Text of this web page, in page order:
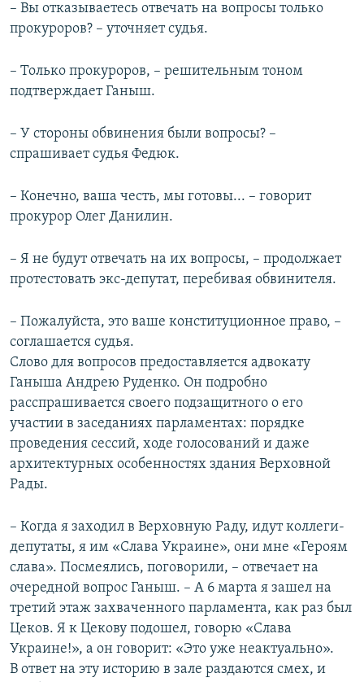
– Вы отказываетесь отвечать на вопросы только
прокуроров? – уточняет судья.
– Только прокуроров, – решительным тоном
подтверждает Ганыш.
– У стороны обвинения были вопросы? –
спрашивает судья Федюк.
– Конечно, ваша честь, мы готовы... – говорит
прокурор Олег Данилин.
– Я не будут отвечать на их вопросы, – продолжает
протестовать экс-депутат, перебивая обвинителя.
– Пожалуйста, это ваше конституционное право, –
соглашается судья.
Слово для вопросов предоставляется адвокату
Ганыша Андрею Руденко. Он подробно
расспрашивается своего подзащитного о его
участии в заседаниях парламентах: порядке
проведения сессий, ходе голосований и даже
архитектурных особенностях здания Верховной
Рады.
– Когда я заходил в Верховную Раду, идут коллеги-
депутаты, я им «Слава Украине», они мне «Героям
слава». Посмеялись, поговорили, – отвечает на
очередной вопрос Ганыш. – А 6 марта я зашел на
третий этаж захваченного парламента, как раз был
Цеков. Я к Цекову подошел, говорю «Слава
Украине!», а он говорит: «Это уже неактуально».
В ответ на эту историю в зале раздаются смех, и